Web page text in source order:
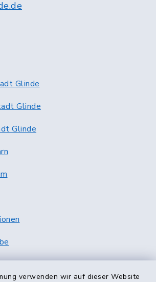
verwenden wir auf dieser Website
Glinde
Glinde
Glinde